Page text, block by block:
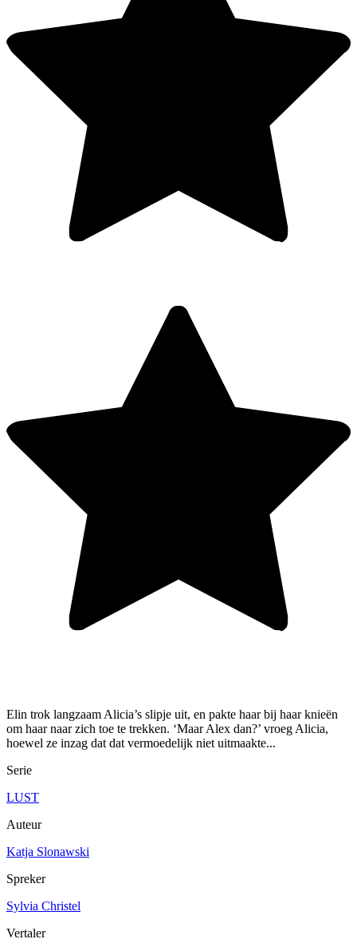
Elin trok langzaam Alicia’s slipje uit, en pakte haar bij haar knieën
om haar naar zich toe te trekken. ‘Maar Alex dan?’ vroeg Alicia,
hoewel ze inzag dat dat vermoedelijk niet uitmaakte...
Serie
LUST
Auteur
Katja Slonawski
Spreker
Sylvia Christel
Vertaler